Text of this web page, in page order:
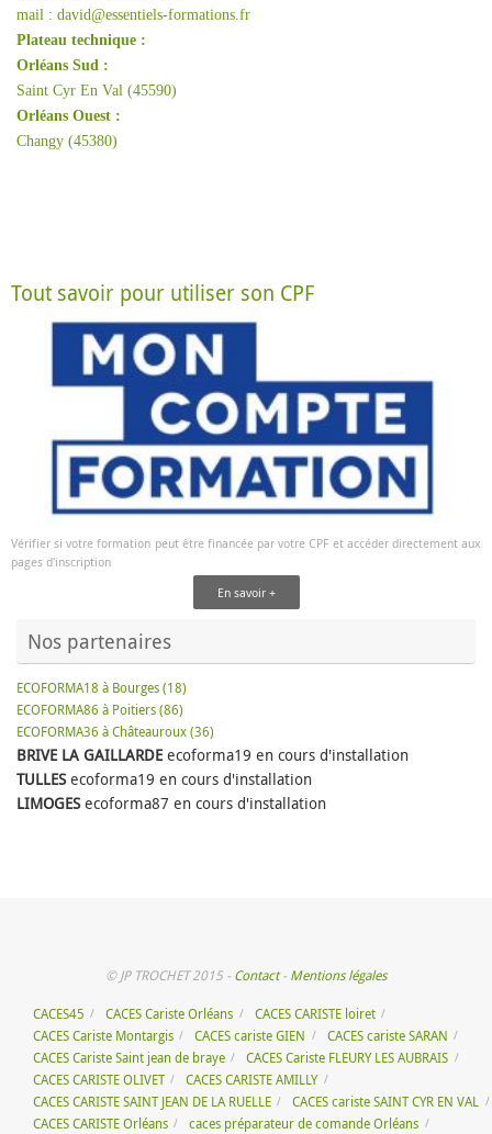
mail : david@essentiels-formations.fr
Plateau technique :
Orléans Sud :
Saint Cyr En Val (45590)
Orléans Ouest :
Changy (45380)
Tout savoir pour utiliser son CPF
Vérifier si votre formation peut être financée par votre CPF et accéder directement aux
pages d'inscription
En savoir +
Nos partenaires
ECOFORMA18 à Bourges (18)
ECOFORMA86 à Poitiers (86)
ECOFORMA36 à Châteauroux (36)
BRIVE LA GAILLARDE ecoforma19 en cours d'installation
TULLESecoforma19 en cours d'installation
LIMOGESecoforma87 en cours d'installation
© JP TROCHET 2015 - Contact- Mentions légales
CACES45 CACES Cariste Orléans
CACES CARISTE loiret
CACES Cariste Montargis
CACES cariste GIEN
CACES cariste SARAN
CACES Cariste Saint jean de braye
CACES Cariste FLEURY LES AUBRAIS
CACES CARISTE OLIVET
CACES CARISTE AMILLY
CACES CARISTE SAINT JEAN DE LA RUELLE
CACES cariste SAINT CYR EN VAL
CACES CARISTE Orléans
caces préparateur de comande Orléans